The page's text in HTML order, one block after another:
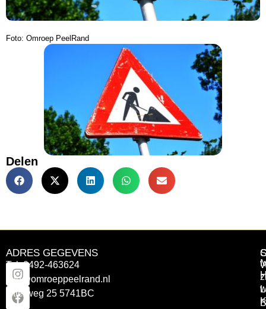
Foto: Omroep PeelRand
Delen
ADRES GEGEVENS
Tel: 0492-463624
info@omroeppeelrand.nl
Otterweg 25 5741BC